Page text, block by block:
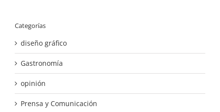
Categorías
diseño gráfico
Gastronomía
opinión
Prensa y Comunicación